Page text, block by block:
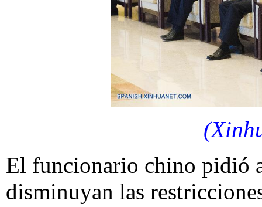
El funcionario chino pidió
disminuyan las